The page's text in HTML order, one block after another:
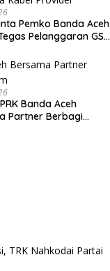
Pemko Banda Aceh
Pelanggaran GSB
Banda Aceh
Partner Berbagi